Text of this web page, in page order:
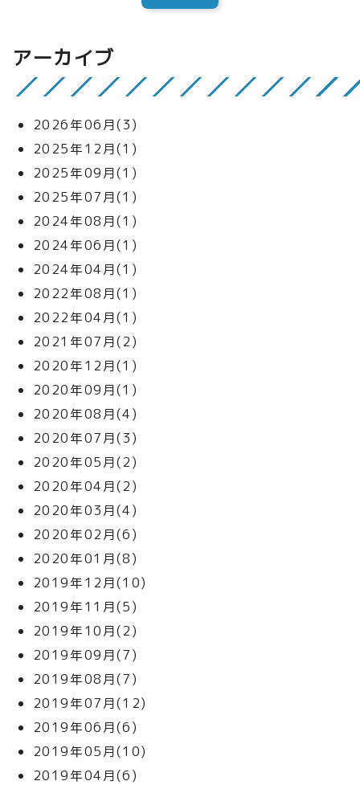
アーカイブ
2026年06月(3)
2025年12月(1)
2025年09月(1)
2025年07月(1)
2024年08月(1)
2024年06月(1)
2024年04月(1)
2022年08月(1)
2022年04月(1)
2021年07月(2)
2020年12月(1)
2020年09月(1)
2020年08月(4)
2020年07月(3)
2020年05月(2)
2020年04月(2)
2020年03月(4)
2020年02月(6)
2020年01月(8)
2019年12月(10)
2019年11月(5)
2019年10月(2)
2019年09月(7)
2019年08月(7)
2019年07月(12)
2019年06月(6)
2019年05月(10)
2019年04月(6)